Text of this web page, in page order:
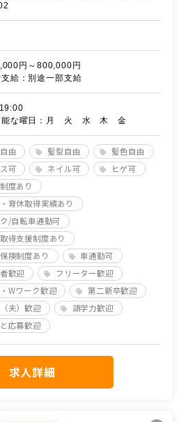
円～800,000円
給：別途一部支給
能な曜日：月 火 水 木 金
由 髪型自由
髪色自由
可
ネイル可
ヒゲ可
度あり
育休取得実績あり
/自転車通勤可
得支援制度あり
険制度あり
車通勤可
歓迎
フリーター歓迎
Wワーク歓迎
第二新卒歓迎
夫）歓迎
語学力歓迎
応募歓迎
求人詳細